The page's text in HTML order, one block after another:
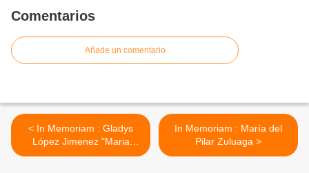
Comentarios
Añade un comentario
< In Memoriam : Gladys
López Jimenez "Maria
Fernanda"
In Memoriam : María del
Pilar Zuluaga >